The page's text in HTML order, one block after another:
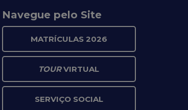
Navegue pelo Site
MATRÍCULAS 2026
TOURVIRTUAL
SERVIÇO SOCIAL